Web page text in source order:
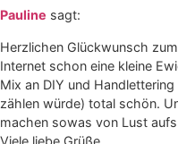
Pauline sagt:
Herzlichen Glückwunsch
Internet schon eine kleine
Mix an DIY und
zählen würde) total schön.
machen sowas von Lust
Viele liebe Grüße